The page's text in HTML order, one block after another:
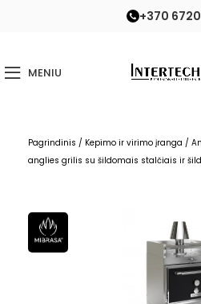
+370
MENIU
Pagrindinis / Kepimo ir virimo įranga /
anglies grilis su šildomais stalčiais ir